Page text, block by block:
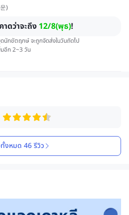
)
ดว่าจะถึง 12/8(พุธ)!
นักขัตฤกษ์ จะถูกจัดส่งในวันถัดไป
มอีก 2~3 วัน
งหมด 46 รีวิว